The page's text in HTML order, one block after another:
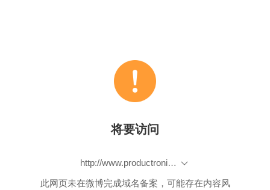
将要访问
http://www.productronicachina.com.cn/zh-cn/visitor/register.html?ad_code=mcPCtSZNof
此网页未在微博完成域名备案，可能存在内容风